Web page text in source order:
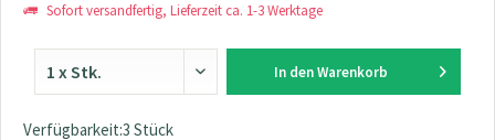
Sofort versandfertig, Lieferzeit ca. 1-3 Werktage
In den Warenkorb
Verfügbarkeit:3 Stück